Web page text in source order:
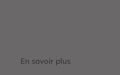
En savoir plus